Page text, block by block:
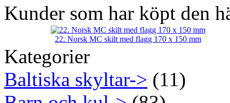
Kunder som har köpt den
22. Norsk MC skilt med flagg 170 x 150 mm
Kategorier
Baltiska skyltar-> (11)